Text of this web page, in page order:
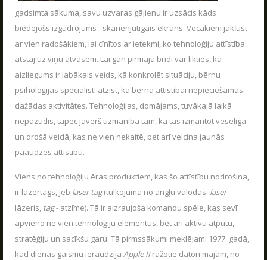
gadsimta sākuma, savu uzvaras gājienu ir uzsācis kāds
biedējošs izgudrojums - skārienjūtīgais ekrāns. Vecākiem jākļūst
ar vien radošākiem, lai cīnītos ar ietekmi, ko tehnoloģiju attīstība
atstāj uz viņu atvasēm. Lai gan pirmajā brīdī var likties, ka
aizliegums ir labākais veids, kā konkrolēt situāciju, bērnu
psiholoģijas speciālisti atzīst, ka bērna attīstībai nepieciešamas
dažādas aktivitātes. Tehnoloģijas, domājams, tuvākajā laikā
nepazudīs, tāpēc jāvērš uzmanība tam, kā tās izmantot veselīgā
un drošā veidā, kas ne vien nekaitē, bet arī veicina jaunās
paaudzes attīstību.
Viens no tehnoloģiju ēras produktiem, kas šo attīstību nodrošina,
ir lāzertags, jeb laser tag(tulkojumā no angļu valodas: laser-
lāzeris, tag- atzīme). Tā ir aizraujoša komandu spēle, kas sevī
apvieno ne vien tehnoloģiju elementus, bet arī aktīvu atpūtu,
stratēģiju un sacīkšu garu. Tā pirmssākumi meklējami 1977. gadā,
kad dienas gaismu ieraudzīja Apple IIražotie datori mājām, no
Spēļu scenāriji
LV RU EN
RĪKOJAM PASĀKUMUS ARĪ ZIEMĀ!
04.12.2025
Poligon 1 aktīvās atpūtas parks strādā visu
sezonu.